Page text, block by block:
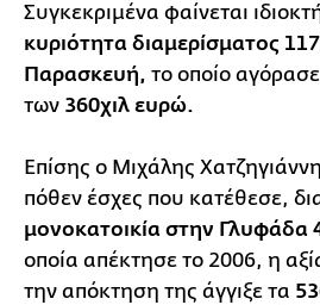
Συγκεκριμένα φαίνεται
κυριότητα διαμερίσματος
Παρασκευή, το οποίο
των 360χιλ ευρώ.
Επίσης ο Μιχάλης
πόθεν έσχες που κατέθεσε,
μονοκατοικία στην Γλυφάδα
οποία απέκτησε το 2006, η
την απόκτηση της άγγιξε τα